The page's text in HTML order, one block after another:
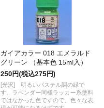
ガイアカラー 018 エメラルド
グリーン （基本色 15ml入）
250円(税込275円)
[光沢] 明るいパステル調の緑で
す。ラベンダー同様ラッカー系塗料
ではなかった色ですので、色々な表